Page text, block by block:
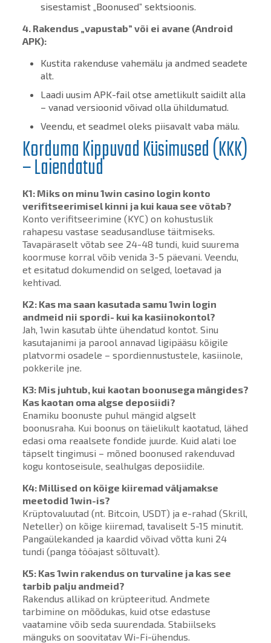
sisestamist „Boonused” sektsioonis.
4. Rakendus „vapustab” või ei avane (Android
APK):
Kustita rakenduse vahemälu ja andmed seadete
alt.
Laadi uusim APK-fail otse ametlikult saidilt alla
– vanad versioonid võivad olla ühildumatud.
Veendu, et seadmel oleks piisavalt vaba mälu.
Korduma Kippuvad Küsimused (KKK)
– Laiendatud
K1: Miks on minu1win casino login konto
verifitseerimisel kinni ja kui kaua see võtab?
Konto verifitseerimine (KYC) on kohustuslik
rahapesu vastase seadusandluse täitmiseks.
Tavapäraselt võtab see 24-48 tundi, kuid suurema
koormuse korral võib venida 3-5 päevani. Veendu,
et esitatud dokumendid on selged, loetavad ja
kehtivad.
K2: Kas ma saan kasutada samu1win login
andmeid nii spordi- kui ka kasiinokontol?
Jah, 1win kasutab ühte ühendatud kontot. Sinu
kasutajanimi ja parool annavad ligipääsu kõigile
platvormi osadele – spordiennustustele, kasiinole,
pokkerile jne.
K3: Mis juhtub, kui kaotan boonusega mängides?
Kas kaotan oma algse deposiidi?
Enamiku boonuste puhul mängid algselt
boonusraha. Kui boonus on täielikult kaotatud, lähed
edasi oma reaalsete fondide juurde. Kuid alati loe
täpselt tingimusi – mõned boonused rakenduvad
kogu kontoseisule, sealhulgas deposiidile.
K4: Millised on kõige kiiremad väljamakse
meetodid 1win-is?
Krüptovaluutad (nt. Bitcoin, USDT) ja e-rahad (Skrill,
Neteller) on kõige kiiremad, tavaliselt 5-15 minutit.
Pangaülekanded ja kaardid võivad võtta kuni 24
tundi (panga tööajast sõltuvalt).
K5: Kas 1win rakendus on turvaline ja kas see
tarbib palju andmeid?
Rakendus allikad on krüpteeritud. Andmete
tarbimine on mõõdukas, kuid otse edastuse
vaatamine võib seda suurendada. Stabiilseks
mänguks on soovitatav Wi-Fi-ühendus.